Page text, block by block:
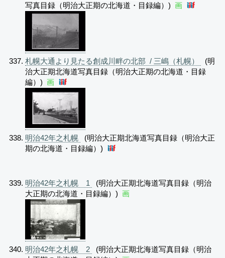
写真目録（明治大正期の北海道・目録編）) 画
札幌大通より見たる創成川畔の北部 / 三嶋（札幌）
(明
治大正期北海道写真目録（明治大正期の北海道・目録
編）) 画
明治42年之札幌
(明治大正期北海道写真目録（明治大正
期の北海道・目録編）)
明治42年之札幌 1
(明治大正期北海道写真目録（明治
大正期の北海道・目録編）) 画
明治42年之札幌 2
(明治大正期北海道写真目録（明治